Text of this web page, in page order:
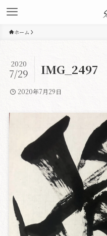
ホーム
IMG_2497
2020
7/29
2020年7月29日